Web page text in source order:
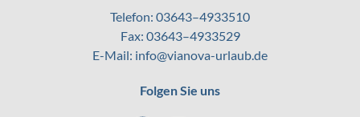
Telefon: 03643–4933510
Fax: 03643–4933529
E-Mail: info@vianova-urlaub.de
Folgen Sie uns